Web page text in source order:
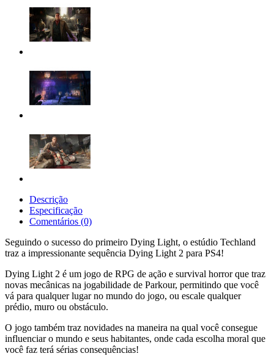
Descrição
Especificação
Comentários (0)
Seguindo o sucesso do primeiro Dying Light, o estúdio Techland
traz a impressionante sequência Dying Light 2 para PS4!
Dying Light 2 é um jogo de RPG de ação e survival horror que traz
novas mecânicas na jogabilidade de Parkour, permitindo que você
vá para qualquer lugar no mundo do jogo, ou escale qualquer
prédio, muro ou obstáculo.
O jogo também traz novidades na maneira na qual você consegue
influenciar o mundo e seus habitantes, onde cada escolha moral que
você faz terá sérias consequências!